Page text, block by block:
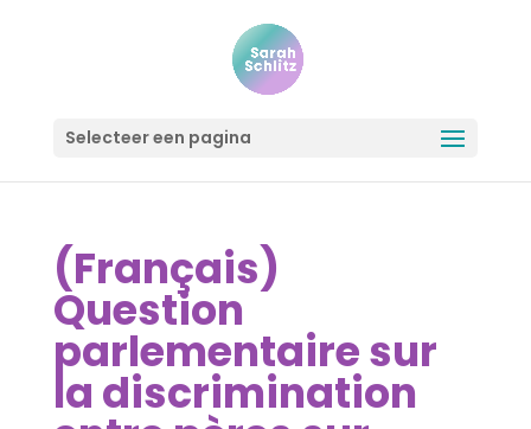
Selecteer een pagina
(Français)
Question
parlementaire sur
la discrimination